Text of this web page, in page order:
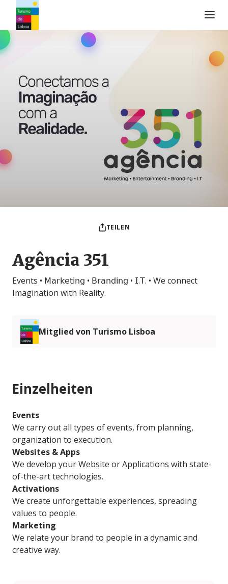
Turismo de Lisboa Logo
TEILEN
Agência 351
Events • 𝖬𝖺𝗋𝗄𝖾𝗍𝗂𝗇𝗀 • 𝖡𝗋𝖺𝗇𝖽𝗂𝗇𝗀 • 𝖨.𝖳. • We connect
Imagination with Reality.
Mitglied von Turismo Lisboa
Einzelheiten
Events
We carry out all types of events, from planning,
organization to execution.
Websites & Apps
We develop your Website or Applications with state-
of-the-art technologies.
Activations
We create unforgettable experiences, spreading
values to people.
Marketing
We relate your brand to people in a dynamic and
creative way.